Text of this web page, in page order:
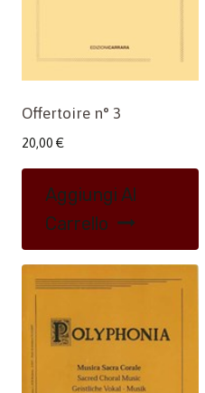
Offertoire n° 3
20,00 €
Aggiungi Al
Carrello